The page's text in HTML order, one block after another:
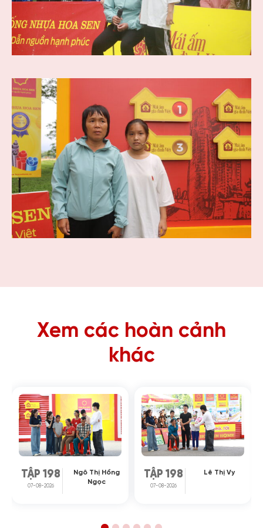
Xem các hoàn cảnh
khác
TẬP 198
07-08-2026
Ngô Thị Hồng
Ngọc
TẬP 198
07-08-2026
Lê Thị Vy